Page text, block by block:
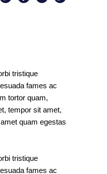
tristique
fames ac
tortor quam,
tempor sit amet,
quam egestas
tristique
fames ac